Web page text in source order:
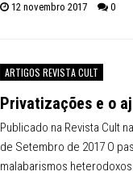
12 novembro 2017 0
ARTIGOS REVISTA CULT
Privatizações e o
Publicado na Revista Cult
de Setembro de 2017 O
malabarismos